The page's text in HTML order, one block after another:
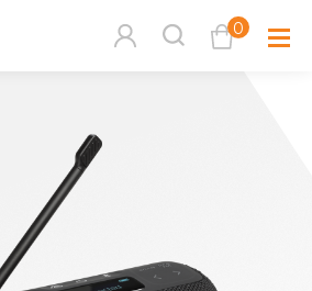
0
查看購物車